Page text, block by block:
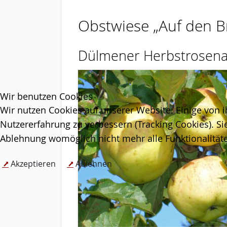
Obstwiese „Auf den
Dülmener
Wir benutzen Cookies
Wir nutzen Cookies auf unserer Website. Einige
Nutzererfahrung zu verbessern (Tracking Cookies).
Ablehnung womöglich nicht mehr alle
Akzeptieren Ablehnen